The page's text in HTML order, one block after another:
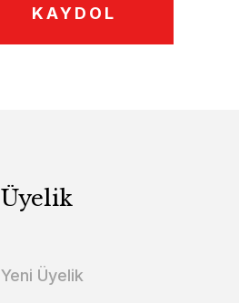
KAYDOL
Üyelik
Yeni Üyelik